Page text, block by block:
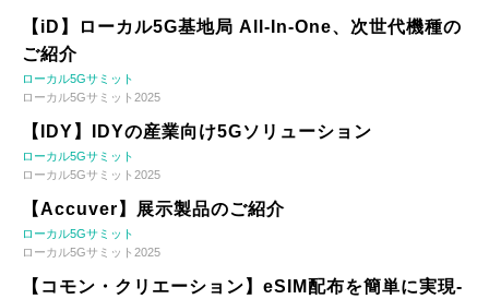
【iD】ローカル5G基地局 All-In-One、次世代機種の
ご紹介
ローカル5Gサミット
ローカル5Gサミット2025
【IDY】IDYの産業向け5Gソリューション
ローカル5Gサミット
ローカル5Gサミット2025
【Accuver】展示製品のご紹介
ローカル5Gサミット
ローカル5Gサミット2025
【コモン・クリエーション】eSIM配布を簡単に実現-